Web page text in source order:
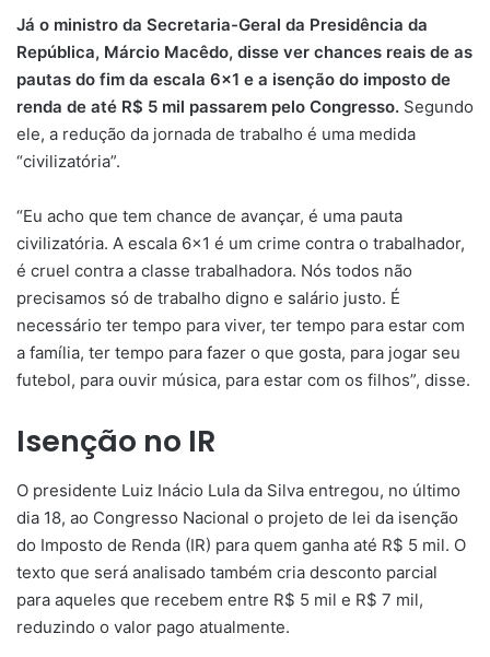
Já o ministro da Secretaria-Geral da Presidência da
República, Márcio Macêdo, disse ver chances reais de as
pautas do fim da escala 6×1 e a isenção do imposto de
renda de até R$ 5 mil passarem pelo Congresso. Segundo
ele, a redução da jornada de trabalho é uma medida
“civilizatória”.
“Eu acho que tem chance de avançar, é uma pauta
civilizatória. A escala 6×1 é um crime contra o trabalhador,
é cruel contra a classe trabalhadora. Nós todos não
precisamos só de trabalho digno e salário justo. É
necessário ter tempo para viver, ter tempo para estar com
a família, ter tempo para fazer o que gosta, para jogar seu
futebol, para ouvir música, para estar com os filhos”, disse.
Isenção no IR
O presidente Luiz Inácio Lula da Silva entregou, no último
dia 18, ao Congresso Nacional o projeto de lei da isenção
do Imposto de Renda (IR) para quem ganha até R$ 5 mil. O
texto que será analisado também cria desconto parcial
para aqueles que recebem entre R$ 5 mil e R$ 7 mil,
reduzindo o valor pago atualmente.